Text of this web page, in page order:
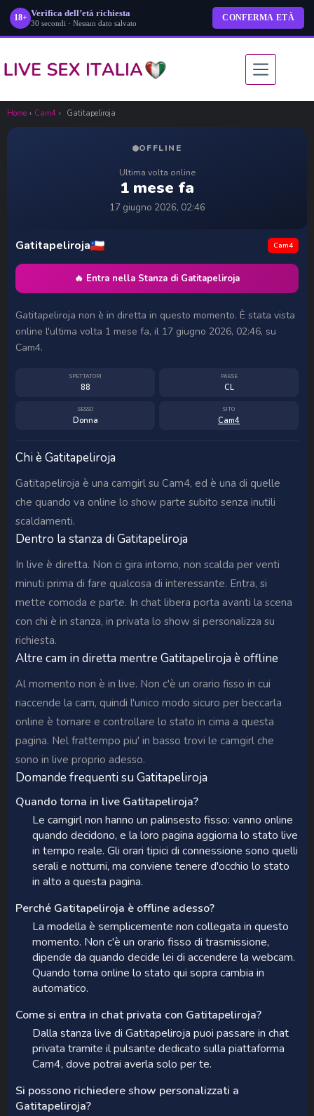
18+ Verifica dell’età richiesta
30 secondi · Nessun dato salvato
CONFERMA ETÀ
contenuto
Home › Cam4 › Gatitapeliroja
OFFLINE
Ultima volta online
1 mese fa
17 giugno 2026, 02:46
Gatitapeliroja Cam4
🔥 Entra nella Stanza di Gatitapeliroja
Gatitapeliroja non è in diretta in questo momento. È stata vista
online l'ultima volta 1 mese fa, il 17 giugno 2026, 02:46, su
Cam4.
SPETTATORI
88
PAESE
CL
SESSO
Donna
SITO
Cam4
Chi è Gatitapeliroja
Gatitapeliroja è una camgirl su Cam4, ed è una di quelle
che quando va online lo show parte subito senza inutili
scaldamenti.
Dentro la stanza di Gatitapeliroja
In live è diretta. Non ci gira intorno, non scalda per venti
minuti prima di fare qualcosa di interessante. Entra, si
mette comoda e parte. In chat libera porta avanti la scena
con chi è in stanza, in privata lo show si personalizza su
richiesta.
Altre cam in diretta mentre Gatitapeliroja è offline
Al momento non è in live. Non c'è un orario fisso in cui
riaccende la cam, quindi l'unico modo sicuro per beccarla
online è tornare e controllare lo stato in cima a questa
pagina. Nel frattempo piu' in basso trovi le camgirl che
sono in live proprio adesso.
Domande frequenti su Gatitapeliroja
Quando torna in live Gatitapeliroja?
Le camgirl non hanno un palinsesto fisso: vanno online
quando decidono, e la loro pagina aggiorna lo stato live
in tempo reale. Gli orari tipici di connessione sono quelli
serali e notturni, ma conviene tenere d'occhio lo stato
in alto a questa pagina.
Perché Gatitapeliroja è offline adesso?
La modella è semplicemente non collegata in questo
momento. Non c'è un orario fisso di trasmissione,
dipende da quando decide lei di accendere la webcam.
Quando torna online lo stato qui sopra cambia in
automatico.
Come si entra in chat privata con Gatitapeliroja?
Dalla stanza live di Gatitapeliroja puoi passare in chat
privata tramite il pulsante dedicato sulla piattaforma
Cam4, dove potrai averla solo per te.
Si possono richiedere show personalizzati a
Gatitapeliroja?